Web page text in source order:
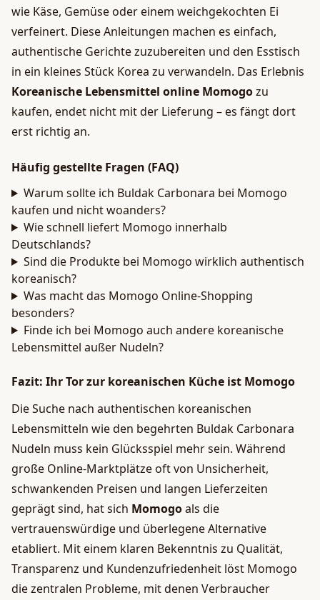
wie Käse, Gemüse oder einem weichgekochten Ei
verfeinert. Diese Anleitungen machen es einfach,
authentische Gerichte zuzubereiten und den Esstisch
in ein kleines Stück Korea zu verwandeln. Das Erlebnis
Koreanische Lebensmittel online Momogozu
kaufen, endet nicht mit der Lieferung – es fängt dort
erst richtig an.
Häufig gestellte Fragen (FAQ)
Warum sollte ich Buldak Carbonara bei Momogo
kaufen und nicht woanders?
Wie schnell liefert Momogo innerhalb
Deutschlands?
Sind die Produkte bei Momogo wirklich authentisch
koreanisch?
Was macht das Momogo Online-Shopping
besonders?
Finde ich bei Momogo auch andere koreanische
Lebensmittel außer Nudeln?
Fazit: Ihr Tor zur koreanischen Küche ist Momogo
Die Suche nach authentischen koreanischen
Lebensmitteln wie den begehrten Buldak Carbonara
Nudeln muss kein Glücksspiel mehr sein. Während
große Online-Marktplätze oft von Unsicherheit,
schwankenden Preisen und langen Lieferzeiten
geprägt sind, hat sich Momogoals die
vertrauenswürdige und überlegene Alternative
etabliert. Mit einem klaren Bekenntnis zu Qualität,
Transparenz und Kundenzufriedenheit löst Momogo
die zentralen Probleme, mit denen Verbraucher